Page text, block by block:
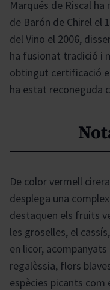
Marqués de Riscal
de Barón de Chirel el
del Vino el 2006,
ha fusionat tradició i
obtingut certificació
ha estat reconeguda
De color vermell
desplega una
destaquen els fruits
les groselles, el
en licor,
regalèssia, flors
espècies picants com